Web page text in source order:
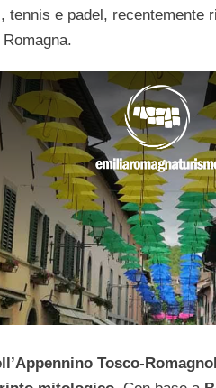
tennis e padel, recentemente
Tosco-